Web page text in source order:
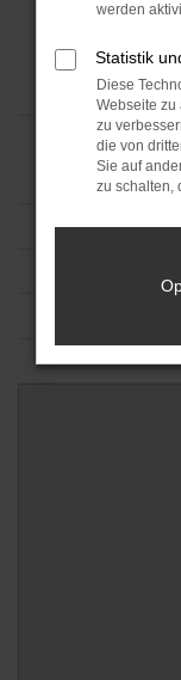
werden
Statistik
Diese
Webseite zu
zu
die von
Sie auf
zu schalten,